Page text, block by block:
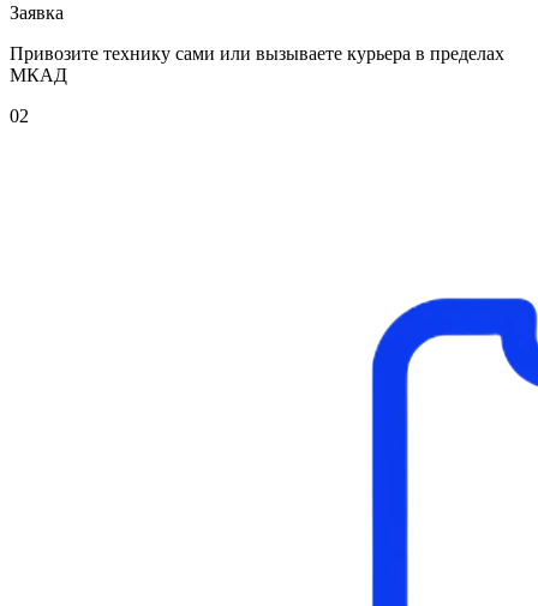
Заявка
Привозите технику сами или вызываете курьера в пределах
МКАД
02